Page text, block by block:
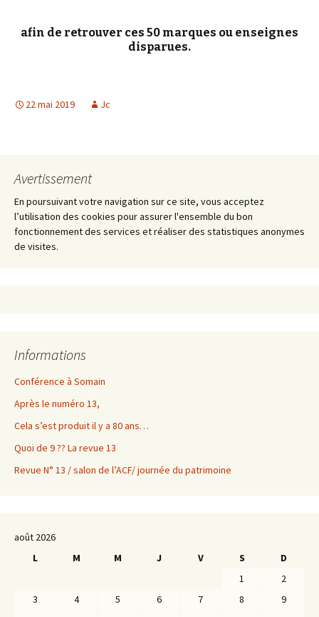
afin de retrouver ces 50 marques ou enseignes
disparues.
22 mai 2019 Jc
Avertissement
En poursuivant votre navigation sur ce site, vous acceptez
l’utilisation des cookies pour assurer l'ensemble du bon
fonctionnement des services et réaliser des statistiques anonymes
de visites.
Informations
Conférence à Somain
Après le numéro 13,
Cela s’est produit il y a 80 ans…
Quoi de 9 ?? La revue 13
Revue N° 13 / salon de l’ACF/ journée du patrimoine
août 2026
L
M M J V S
D
1
2
3
4 5 6 7 8
9